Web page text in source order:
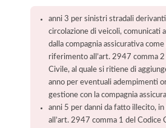
anni 3 per sinistri stradali derivanti
circolazione di veicoli, comunicati
dalla compagnia assicurativa
riferimento all’art. 2947 comma 2
Civile, al quale si ritiene di
anno per eventuali adempimenti
gestione con la compagnia
anni 5 per danni da fatto illecito,
all’art. 2947 comma 1 del Codice